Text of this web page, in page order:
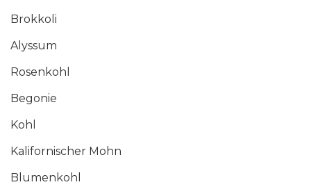
Brokkoli
Alyssum
Rosenkohl
Begonie
Kohl
Kalifornischer Mohn
Blumenkohl